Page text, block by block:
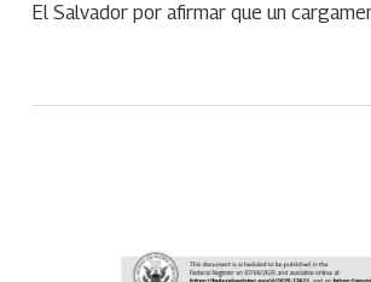
El Salvador por afirmar que un